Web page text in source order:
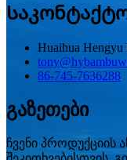
Huaihua Hengyu
86-745-7636288
გაზეთები
ჩვენი პროდუქციის